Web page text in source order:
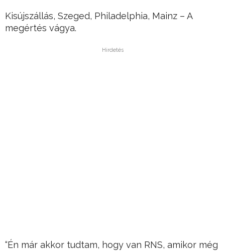
Kisújszállás, Szeged, Philadelphia, Mainz – A
megértés vágya.
Hirdetés
“Én már akkor tudtam, hogy van RNS, amikor még